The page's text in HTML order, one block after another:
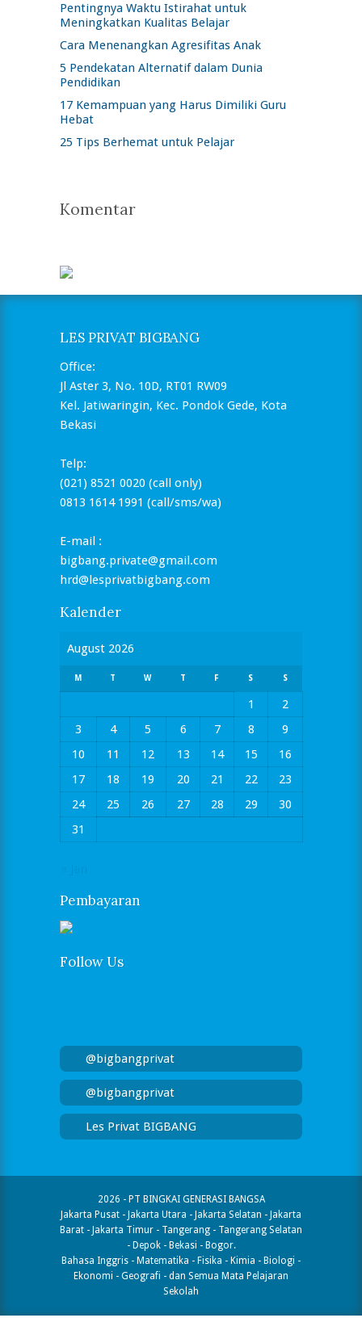
Pentingnya Waktu Istirahat untuk
Meningkatkan Kualitas Belajar
Cara Menenangkan Agresifitas Anak
5 Pendekatan Alternatif dalam Dunia
Pendidikan
17 Kemampuan yang Harus Dimiliki Guru
Hebat
25 Tips Berhemat untuk Pelajar
Komentar
LES PRIVAT BIGBANG
Office:
Jl Aster 3, No. 10D, RT01 RW09
Kel. Jatiwaringin, Kec. Pondok Gede, Kota
Bekasi
Telp:
(021) 8521 0020 (call only)
0813 1614 1991 (call/sms/wa)
E-mail :
bigbang.private@gmail.com
hrd@lesprivatbigbang.com
Kalender
August 2026
M T W T F S S
1
2
3
4 5 6 7 8
9
10
11 12 13 14 15
16
17
18 19 20 21 22
23
24
25 26 27 28 29
30
31
Pembayaran
Follow Us
@bigbangprivat
@bigbangprivat
Les Privat BIGBANG
2026 - PT BINGKAI GENERASI BANGSA
Jakarta Pusat - Jakarta Utara - Jakarta Selatan - Jakarta
Barat - Jakarta Timur - Tangerang - Tangerang Selatan
- Depok - Bekasi - Bogor.
Bahasa Inggris - Matematika - Fisika - Kimia - Biologi -
Ekonomi - Geografi​ - dan Semua Mata Pelajaran
Sekolah